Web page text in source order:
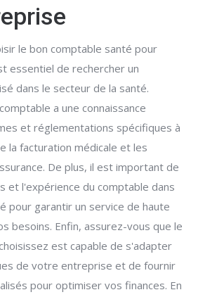
le bon comptable santé pour
essentiel de rechercher un
dans le secteur de la santé.
a une connaissance
et réglementations spécifiques à
la facturation médicale et les
De plus, il est important de
et l'expérience du comptable dans
pour garantir un service de haute
besoins. Enfin, assurez-vous que le
est capable de s'adapter
de votre entreprise et de fournir
pour optimiser vos finances. En